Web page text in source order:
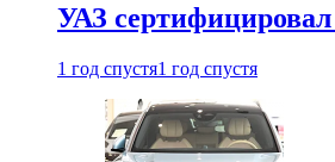
УАЗ
1 год спустя1 год спустя